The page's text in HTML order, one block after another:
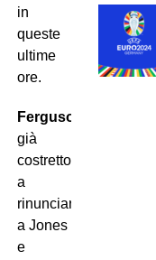
in
queste
ultime
ore.
Ferguson
già
costretto
a
rinunciare
a Jones
e